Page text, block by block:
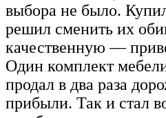
выбора не было.
решил сменить их
качественную —
Один комплект
продал в два раза
прибыли. Так и стал